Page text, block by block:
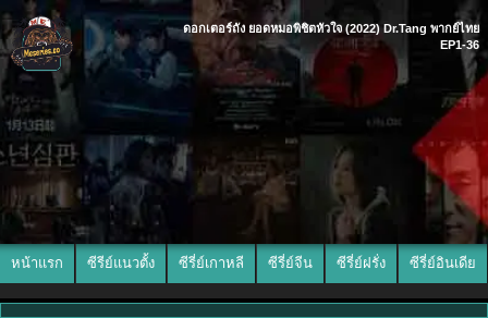
ดอกเตอร์ถัง ยอดหมอพิชิตหัวใจ (2022) Dr.Tang พากย์ไทย
EP1-36
หน้าแรก ซีรีย์แนวตั้ง ซีรี่ย์เกาหลี ซีรี่ย์จีน ซีรี่ย์ฝรั่ง ซีรี่ย์อินเดีย